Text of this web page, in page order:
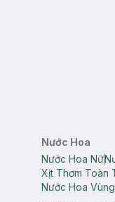
Nước Hoa
Nước Hoa Nữ
Xịt Thơm Toàn
Nước Hoa